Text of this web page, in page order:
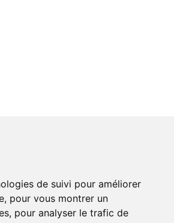
de suivi pour améliorer
pour vous montrer un
pour analyser le trafic de